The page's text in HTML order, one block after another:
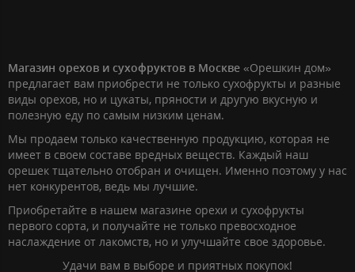
Магазин орехов и сухофруктов в Москве «Орешкин дом»
предлагает вам приобрести не только сухофрукты и разные
виды орехов, но и цукаты, пряности и другую вкусную и
полезную еду по самым низким ценам.
Мы продаем только качественную продукцию, которая не
имеет в своем составе вредных веществ. Каждый наш
орешек тщательно отобран и очищен. Именно поэтому у нас
нет конкурентов, ведь мы лучшие.
Приобретайте в нашем магазине орехи и сухофрукты
первого сорта, и получайте не только превосходное
наслаждение от лакомств, но и улучшайте свое здоровье.
Удачи вам в выборе и приятных покупок!